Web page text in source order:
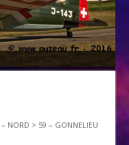
– NORD > 59 – GONNELIEU